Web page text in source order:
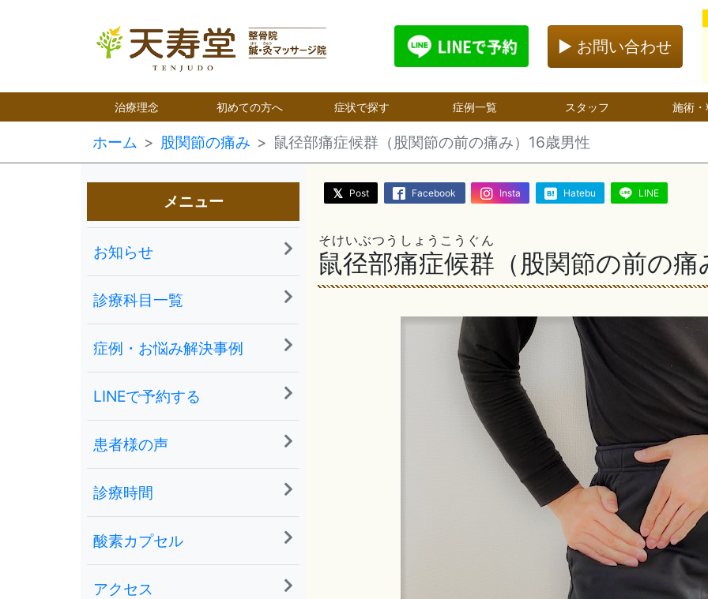
▶ お問い合わせ
治療理念 初めての方へ 症状で探す 症例一覧 スタッフ 施術・
ホーム 股関節の痛み 鼠径部痛症候群（股関節の前の痛み）16歳男性
Post Facebook Insta Hatebu LINE
鼠径部痛症候群
そけいぶつうしょうこうぐん
（股関節の前の
メニュー
お知らせ
診療科目一覧
症例・お悩み解決事例
LINEで予約する
患者様の声
診療時間
酸素カプセル
アクセス